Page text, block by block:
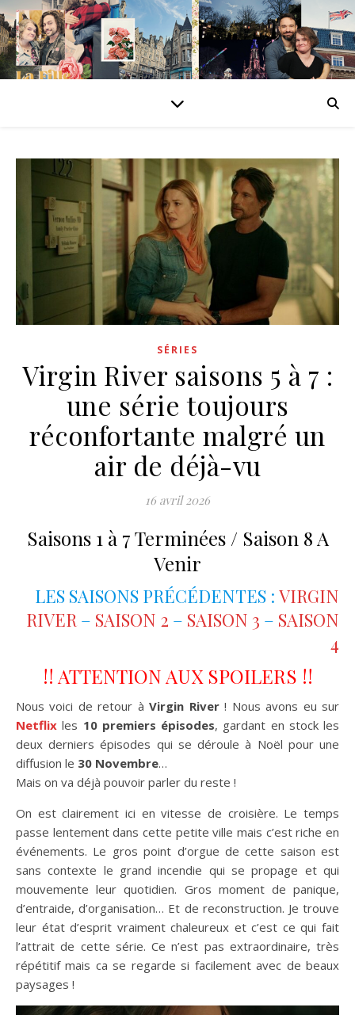
SÉRIES
Virgin River saisons 5 à 7 :
une série toujours
réconfortante malgré un
air de déjà-vu
16 avril 2026
Saisons 1 à 7 Terminées / Saison 8 A
Venir
LES SAISONS PRÉCÉDENTES : VIRGIN
RIVER– SAISON 2 – SAISON 3 – SAISON
4
!! ATTENTION AUX SPOILERS !!
Nous voici de retour àVirgin River! Nous avons eu sur
Netflix les 10 premiers épisodes, gardant en stock les
deux derniers épisodes qui se déroule à Noël pour une
diffusion le 30 Novembre…
Mais on va déjà pouvoir parler du reste !
On est clairement ici en vitesse de croisière. Le temps
passe lentement dans cette petite ville mais c’est riche en
événements. Le gros point d’orgue de cette saison est
sans contexte le grand incendie qui se propage et qui
mouvemente leur quotidien. Gros moment de panique,
d’entraide, d’organisation… Et de reconstruction. Je trouve
leur état d’esprit vraiment chaleureux et c’est ce qui fait
l’attrait de cette série. Ce n’est pas extraordinaire, très
répétitif mais ca se regarde si facilement avec de beaux
paysages !